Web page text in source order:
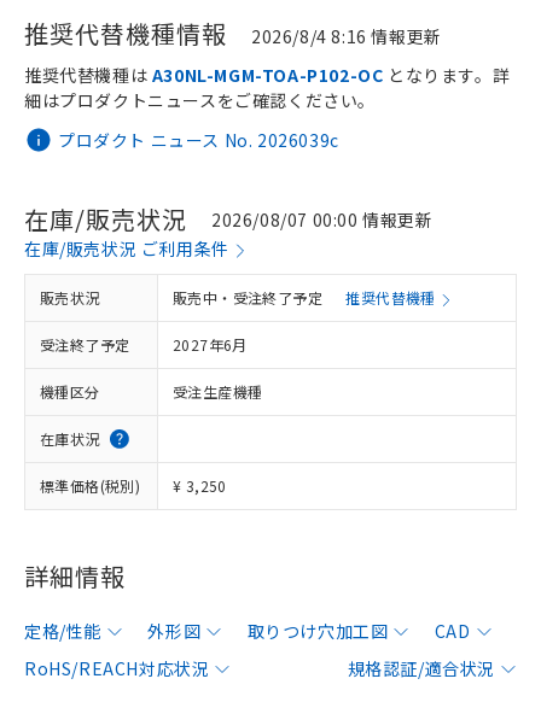
推奨代替機種情報 2026/8/4 8:16 情報更新
プロダクト ニュース No. 2026039c
推奨代替機種は A30NL-MGM-TOA-P102-OC となります。詳
細はプロダクトニュースをご確認ください。
在庫/販売状況
2026/08/07 00:00 情報更新
在庫/販売状況 ご利用条件
販売状況 販売中・受注終了予定 推奨代替機種
受注終了予定 2027年6月
機種区分 受注生産機種
在庫状況
標準価格(税別) ¥ 3,250
詳細情報
定格/性能 外形図 取りつけ穴加工図
CAD
RoHS/REACH対応状況
規格認証/適合状況